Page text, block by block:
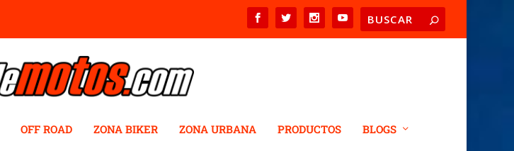
OFF ROAD ZONA BIKER ZONA URBANA PRODUCTOS BLOGS